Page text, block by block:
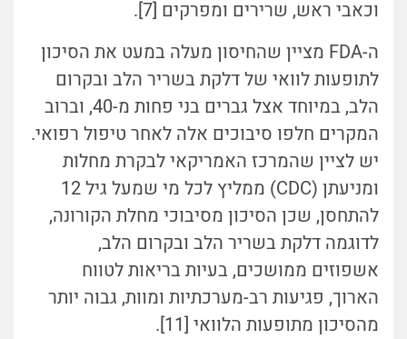
וכאבי ראש, שרירים ומפרקים [7].
ה-FDA מציין שהחיסון מעלה במעט את הסיכון
לתופעות לוואי של דלקת בשריר הלב ובקרום
הלב, במיוחד אצל גברים בני פחות מ-40, וברוב
המקרים חלפו סיבוכים אלה לאחר טיפול רפואי.
יש לציין שהמרכז האמריקאי לבקרת מחלות
ומניעתן (CDC) ממליץ לכל מי שמעל גיל 12
להתחסן, שכן הסיכון מסיבוכי מחלת הקורונה,
לדוגמה דלקת בשריר הלב ובקרום הלב,
אשפוזים ממושכים, בעיות בריאות לטווח
הארוך, פגיעות רב-מערכתיות ומוות, גבוה יותר
מהסיכון מתופעות הלוואי [11].